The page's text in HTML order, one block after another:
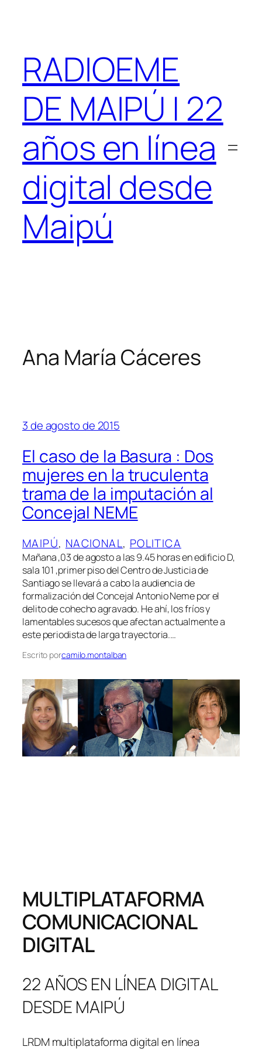
RADIOEME
DE MAIPÚ | 22
años en línea
digital desde
Maipú
Ana María Cáceres
3 de agosto de 2015
El caso de la Basura : Dos
mujeres en la truculenta
trama de la imputación al
Concejal NEME
MAIPÚ, NACIONAL, POLITICA
Mañana ,03 de agosto a las 9.45 horas en edificio D,
sala 101 ,primer piso del Centro de Justicia de
Santiago se llevará a cabo la audiencia de
formalización del Concejal Antonio Neme por el
delito de cohecho agravado. He ahí, los fríos y
lamentables sucesos que afectan actualmente a
este periodista de larga trayectoria.…
Escrito porcamilo.montalban
MULTIPLATAFORMA
COMUNICACIONAL
DIGITAL
22 AÑOS EN LÍNEA DIGITAL
DESDE MAIPÚ
LRDM multiplataforma digital en línea